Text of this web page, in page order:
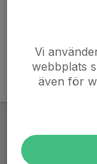
Vi
webbplats
även för